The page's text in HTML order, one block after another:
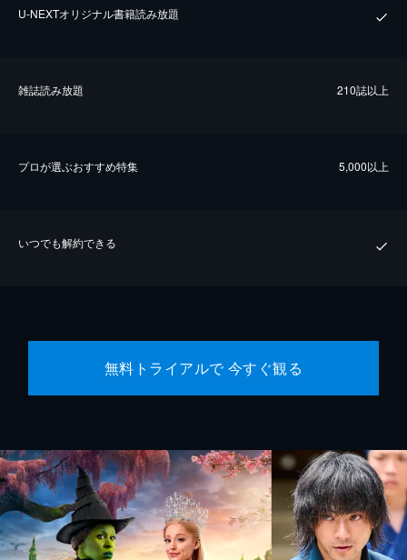
U-NEXTオリジナル書籍読み放題
雑誌読み放題 210誌以上
プロが選ぶおすすめ特集 5,000以上
いつでも解約できる
無料トライアルで 今すぐ観る